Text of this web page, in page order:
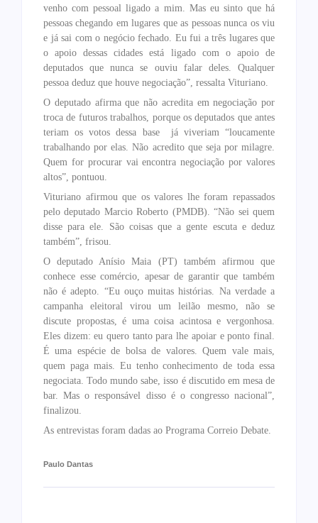
venho com pessoal ligado a mim. Mas eu sinto que há
pessoas chegando em lugares que as pessoas nunca os viu
e já sai com o negócio fechado. Eu fui a três lugares que
o apoio dessas cidades está ligado com o apoio de
deputados que nunca se ouviu falar deles. Qualquer
pessoa deduz que houve negociação”, ressalta Vituriano.
O deputado afirma que não acredita em negociação por
troca de futuros trabalhos, porque os deputados que antes
teriam os votos dessa base já viveriam “loucamente
trabalhando por elas. Não acredito que seja por milagre.
Quem for procurar vai encontra negociação por valores
altos”, pontuou.
Vituriano afirmou que os valores lhe foram repassados
pelo deputado Marcio Roberto (PMDB). “Não sei quem
disse para ele. São coisas que a gente escuta e deduz
também”, frisou.
O deputado Anísio Maia (PT) também afirmou que
conhece esse comércio, apesar de garantir que também
não é adepto. “Eu ouço muitas histórias. Na verdade a
campanha eleitoral virou um leilão mesmo, não se
discute propostas, é uma coisa acintosa e vergonhosa.
Eles dizem: eu quero tanto para lhe apoiar e ponto final.
É uma espécie de bolsa de valores. Quem vale mais,
quem paga mais. Eu tenho conhecimento de toda essa
negociata. Todo mundo sabe, isso é discutido em mesa de
bar. Mas o responsável disso é o congresso nacional”,
finalizou.
As entrevistas foram dadas ao Programa Correio Debate.
Paulo Dantas